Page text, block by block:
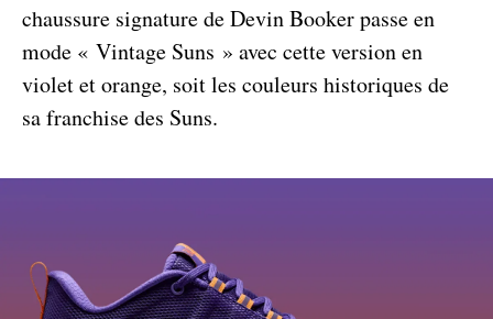
chaussure signature de Devin Booker passe en
mode « Vintage Suns » avec cette version en
violet et orange, soit les couleurs historiques de
sa franchise des Suns.